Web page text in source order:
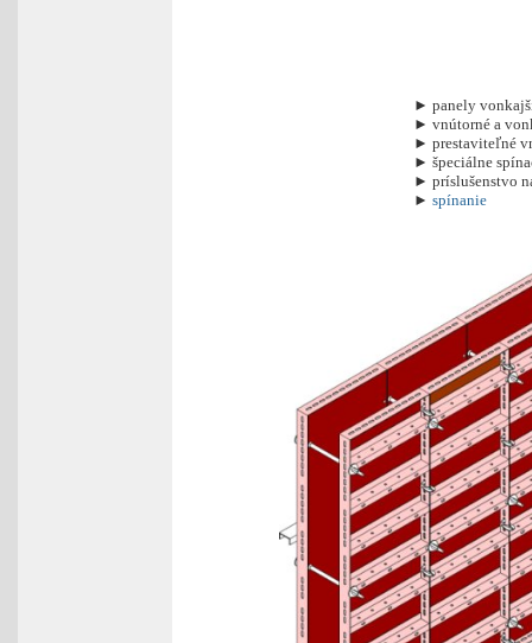
► panely
► vnútorné a
► prestaviteľné
► špeciálne
► príslušenstvo
► spínanie